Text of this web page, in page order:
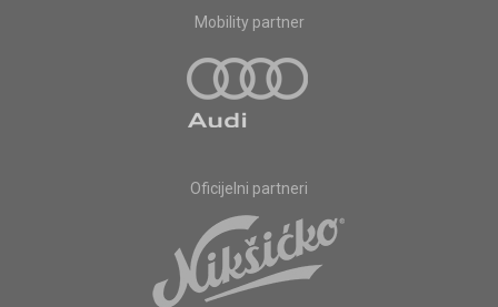
Mobility partner
Oficijelni partneri